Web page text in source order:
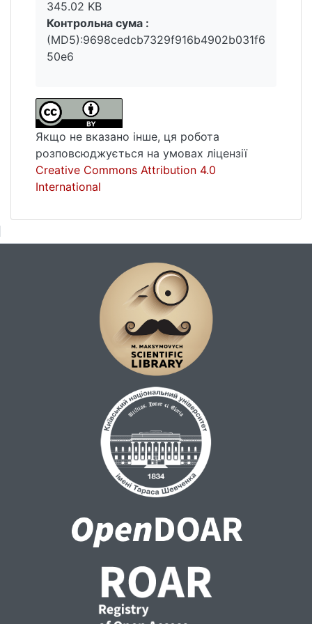
гастротуризму в світі.
345.02 KB
Контрольна сума :
(MD5):9698cedcb7329f916b4902b031f6
50e6
Якщо не вказано інше, ця робота
розповсюджується на умовах ліцензії
Creative Commons Attribution 4.0
International